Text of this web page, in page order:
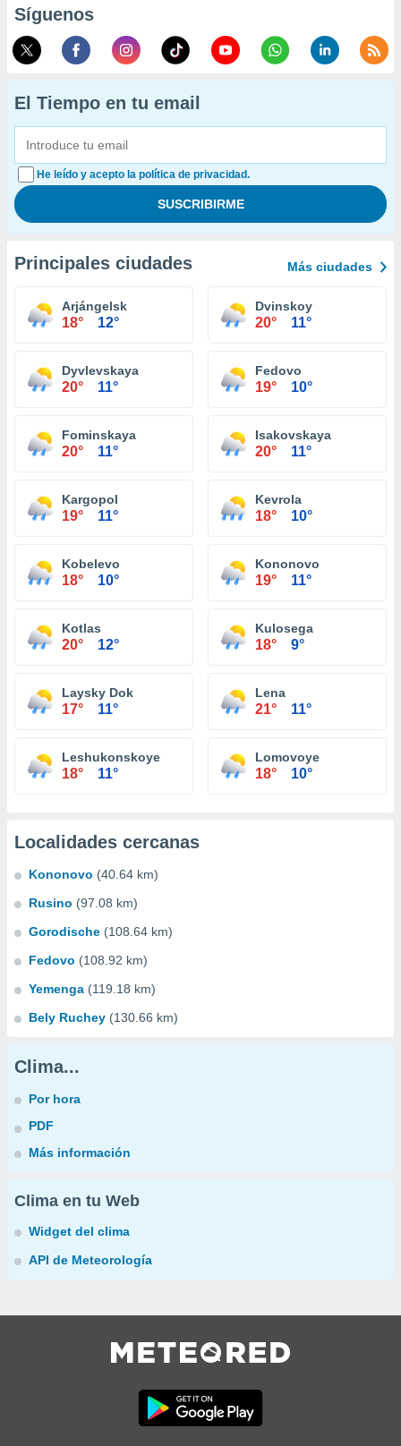
Síguenos
El Tiempo en tu email
He leído y acepto la política de privacidad.
Principales ciudades Más ciudades
Arjángelsk
18° 12°
Dvinskoy
20° 11°
Dyvlevskaya
20° 11°
Fedovo
19° 10°
Fominskaya
20° 11°
Isakovskaya
20° 11°
Kargopol
19° 11°
Kevrola
18° 10°
Kobelevo
18° 10°
Kononovo
19° 11°
Kotlas
20° 12°
Kulosega
18° 9°
Laysky Dok
17° 11°
Lena
21° 11°
Leshukonskoye
18° 11°
Lomovoye
18° 10°
Localidades cercanas
Kononovo (40.64 km)
Rusino (97.08 km)
Gorodische (108.64 km)
Fedovo (108.92 km)
Yemenga (119.18 km)
Bely Ruchey (130.66 km)
Clima...
Por hora
PDF
Más información
Clima en tu Web
Widget del clima
API de Meteorología